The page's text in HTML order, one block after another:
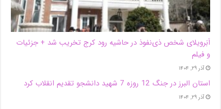
اَبَر‌ویلای شخص ذی‌نفوذ در حاشیه‌ رود کرج تخریب شد + جزئیات
و فیلم
آذر ۲۹, ۱۴۰۴
استان البرز در جنگ 12 روزه 7 شهید دانشجو تقدیم انقلاب کرد
آذر ۲۹, ۱۴۰۴